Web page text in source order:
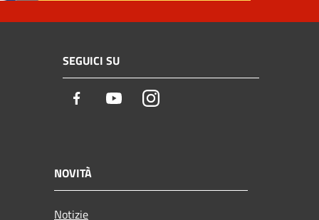
SEGUICI SU
Facebook YoutubeInstagram
NOVITÀ
Notizie